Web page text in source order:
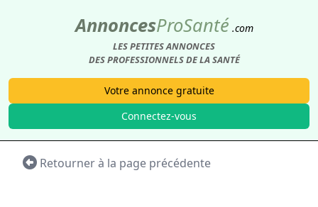
AnnoncesProSanté .com
LES PETITES ANNONCES
DES PROFESSIONNELS DE LA SANTÉ
Votre annonce gratuite
Connectez-vous
Retourner à la page précédente